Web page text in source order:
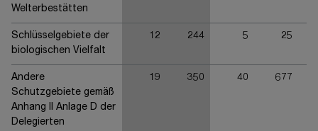
Welterbestätten
Schlüsselgebiete der
biologischen Vielfalt
12 244 5 25
Andere
Schutzgebiete gemäß
Anhang II Anlage D der
Delegierten
19 350 40 677